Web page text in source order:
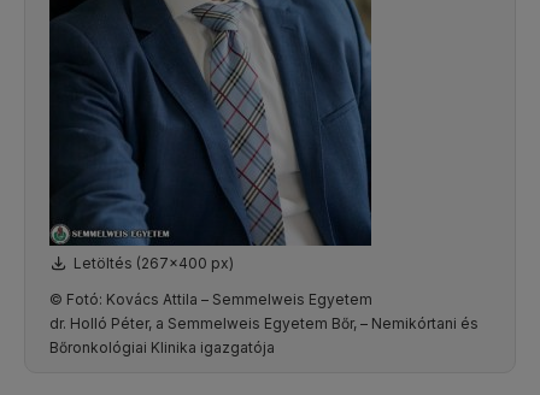
Letöltés (267x400 px)
© Fotó: Kovács Attila – Semmelweis Egyetem
dr. Holló Péter, a Semmelweis Egyetem Bőr, – Nemikórtani és
Bőronkológiai Klinika igazgatója